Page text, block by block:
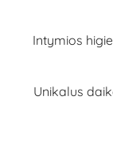
Intymios
Unikalus